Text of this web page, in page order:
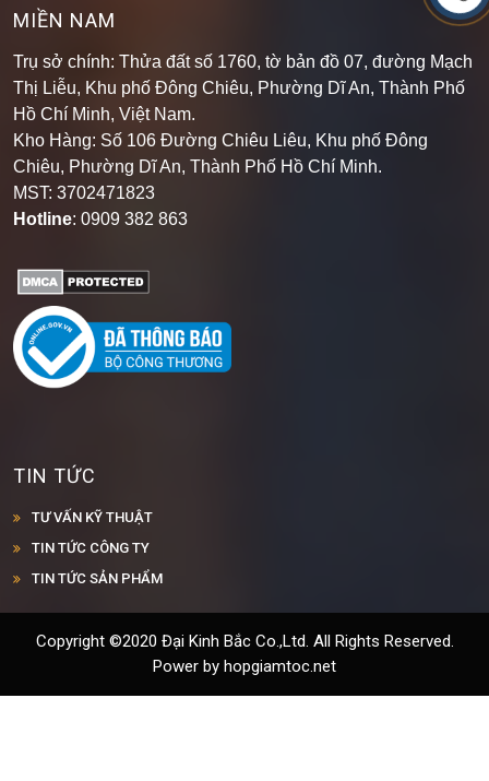
MIỀN NAM
Trụ sở chính: Thửa đất số 1760, tờ bản đồ 07, đường Mạch
Thị Liễu, Khu phố Đông Chiêu, Phường Dĩ An, Thành Phố
Hồ Chí Minh, Việt Nam.
Kho Hàng: Số 106 Đường Chiêu Liêu, Khu phố Đông
Chiêu, Phường Dĩ An, Thành Phố Hồ Chí Minh.
MST: 3702471823
Hotline: 0909 382 863
TIN TỨC
TƯ VẤN KỸ THUẬT
TIN TỨC CÔNG TY
TIN TỨC SẢN PHẨM
Copyright ©2020 Đại Kinh Bắc Co.,Ltd. All Rights Reserved.
Power by hopgiamtoc.net